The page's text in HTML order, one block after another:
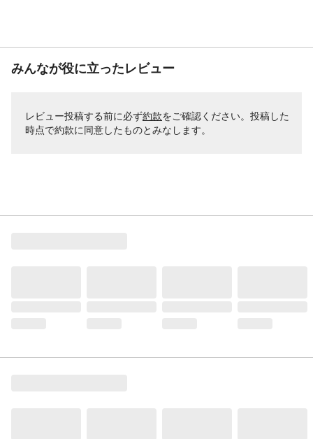
みんなが役に立ったレビュー
レビュー投稿する前に必ず約款をご確認ください。投稿した
時点で約款に同意したものとみなします。